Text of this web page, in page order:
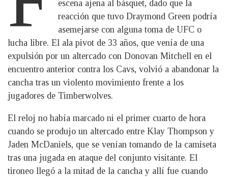
escena ajena al básquet, dado que la
reacción que tuvo Draymond Green podría
asemejarse con alguna toma de UFC o
lucha libre. El ala pivot de 33 años, que venía de una
expulsión por un altercado con Donovan Mitchell en el
encuentro anterior contra los Cavs, volvió a abandonar la
cancha tras un violento movimiento frente a los
jugadores de Timberwolves.
El reloj no había marcado ni el primer cuarto de hora
cuando se produjo un altercado entre Klay Thompson y
Jaden McDaniels, que se venían tomando de la camiseta
tras una jugada en ataque del conjunto visitante. El
tironeo llegó a la mitad de la cancha y allí fue cuando